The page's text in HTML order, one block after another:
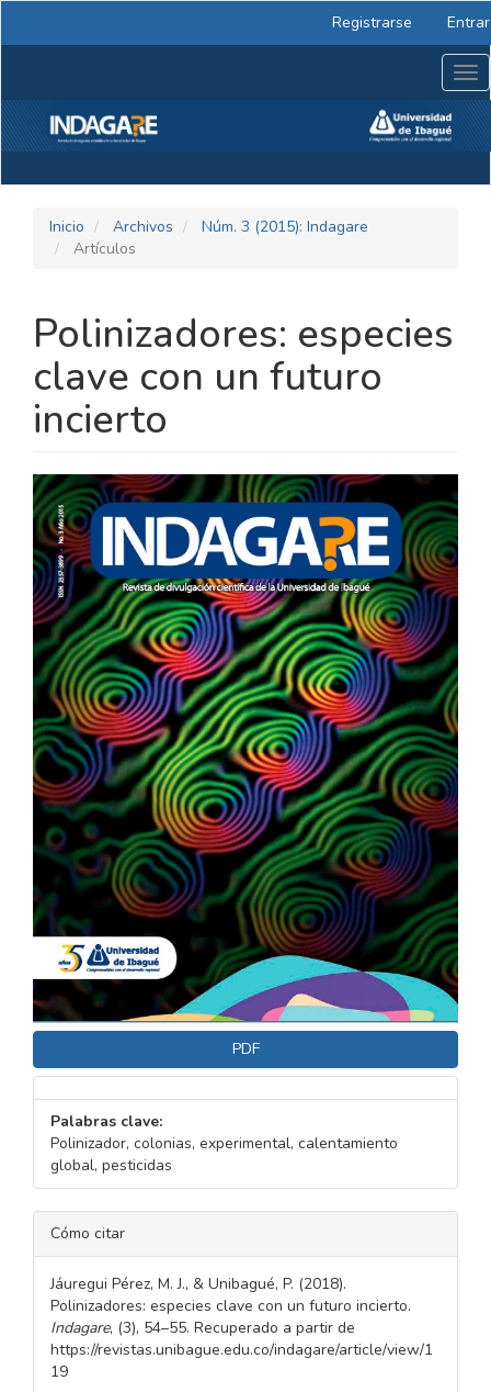
lateral
Registrarse Entrar
Inicio Archivos
Núm. 3 (2015): Indagare
Artículos
Polinizadores: especies
clave con un futuro
incierto
BARRA
LATERAL
DEL
ARTÍCULO
PDF
Palabras clave:
Polinizador, colonias, experimental, calentamiento
global, pesticidas
DETALLES
DEL
ARTÍCULO
Cómo citar
Jáuregui Pérez, M. J., & Unibagué, P. (2018).
Polinizadores: especies clave con un futuro incierto.
Indagare, (3), 54–55. Recuperado a partir de
https://revistas.unibague.edu.co/indagare/article/view/1
19